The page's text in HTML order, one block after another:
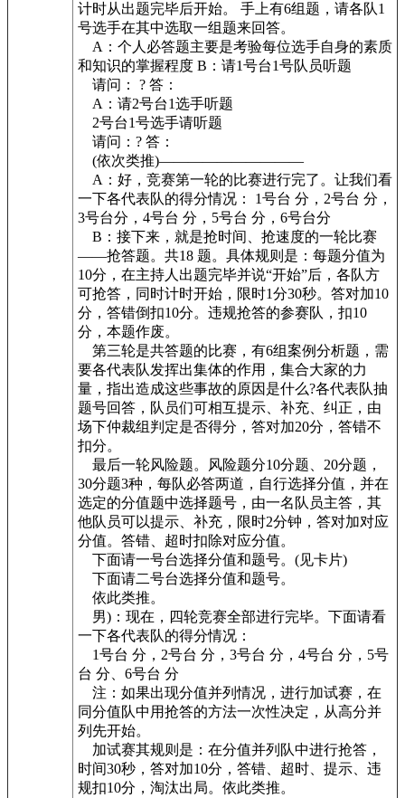
计时从出题完毕后开始。 手上有6组题，请各队1
号选手在其中选取一组题来回答。
A：个人必答题主要是考验每位选手自身的素质
和知识的掌握程度 B：请1号台1号队员听题
请问： ? 答：
A：请2号台1选手听题
2号台1号选手请听题
请问：? 答：
(依次类推)——————————
A：好，竞赛第一轮的比赛进行完了。让我们看
一下各代表队的得分情况： 1号台 分，2号台 分，
3号台分，4号台 分，5号台 分，6号台分
B：接下来，就是抢时间、抢速度的一轮比赛
——抢答题。共18 题。具体规则是：每题分值为
10分，在主持人出题完毕并说“开始”后，各队方
可抢答，同时计时开始，限时1分30秒。答对加10
分，答错倒扣10分。违规抢答的参赛队，扣10
分，本题作废。
第三轮是共答题的比赛，有6组案例分析题，需
要各代表队发挥出集体的作用，集合大家的力
量，指出造成这些事故的原因是什么?各代表队抽
题号回答，队员们可相互提示、补充、纠正，由
场下仲裁组判定是否得分，答对加20分，答错不
扣分。
最后一轮风险题。风险题分10分题、20分题，
30分题3种，每队必答两道，自行选择分值，并在
选定的分值题中选择题号，由一名队员主答，其
他队员可以提示、补充，限时2分钟，答对加对应
分值。答错、超时扣除对应分值。
下面请一号台选择分值和题号。(见卡片)
下面请二号台选择分值和题号。
依此类推。
男)：现在，四轮竞赛全部进行完毕。下面请看
一下各代表队的得分情况：
1号台 分，2号台 分，3号台 分，4号台 分，5号
台 分、6号台 分
注：如果出现分值并列情况，进行加试赛，在
同分值队中用抢答的方法一次性决定，从高分并
列先开始。
加试赛其规则是：在分值并列队中进行抢答，
时间30秒，答对加10分，答错、超时、提示、违
规扣10分，淘汰出局。依此类推。